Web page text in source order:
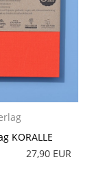
KORALLE
27,90 EUR